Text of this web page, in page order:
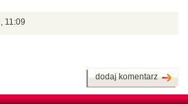
11:09
dodaj komentarz